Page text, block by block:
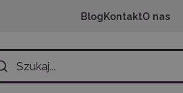
BlogKontaktO nas